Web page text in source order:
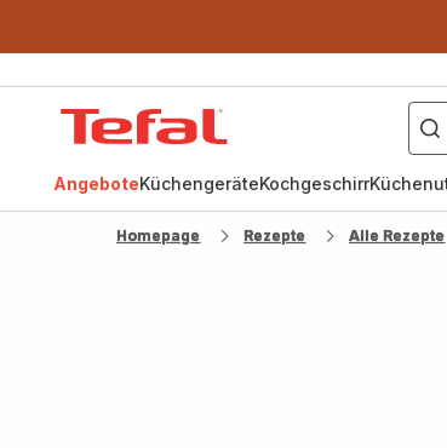
AngeboteKüchengeräteKochgeschirr
Homepage Rezepte Alle Rezepte